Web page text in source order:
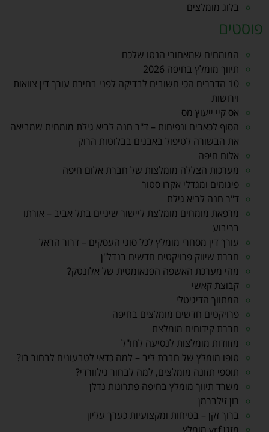
בלוג מומלצים
פוסטים
המומחים שמאחורי הנטו שלכם
תיווך מומלץ בחיפה 2026
10 הדברים הכי חשובים לבדיקה לפני בחירת עורך דין צוואות
וירושות
אס קיי ייעוץ מס
הסוף לכאבים ונפיחות – ד"ר חנה לביא גילת מומחית שמביאה
את הבשורה לטיפול באבנים בבלוטות הרוק
אלום חיפה
מערכות הצללה מומלצות של חברת אלום חיפה
פיגומים ומגדלי אקרו סטור
ד"ר חנה לביא גילת
מרפאת מומחים מומלצת ליישור שיניים בתל אביב – אורתו
בריבוע
עורך דין מסחרי מומלץ לכל סוגי העסקים – דרור הראל
חברת שיווק פרויקטים חדשים בנדל"ן
מהי מערכת האשפה הפנאומטית של אלונטק?
קבוצת קאשי
המתווך הדיגיטלי
פרויקטים חדשים מומלצים בחיפה
חברת קידוחים מומלצת
מזוודות מומלצות לנסיעה לחו"ל
טופו מומלץ של חברת ליב – למה כדאי לטבעונים לבחור בו?
תוספי תזונה מומלצים, למה לבחור גילוורדי?
משרד תיווך מומלץ בחיפה פתרונות נדלן
רון זילברמן
ברוך זקן – בטיחות ומקצועיות כערך עליון